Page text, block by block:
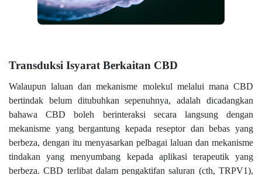
Transduksi Isyarat Berkaitan CBD
Walaupun laluan dan mekanisme molekul melalui mana CBD
bertindak belum ditubuhkan sepenuhnya, adalah dicadangkan
bahawa CBD boleh berinteraksi secara langsung dengan
mekanisme yang bergantung kepada reseptor dan bebas yang
berbeza, dengan itu menyasarkan pelbagai laluan dan mekanisme
tindakan yang menyumbang kepada aplikasi terapeutik yang
berbeza. CBD terlibat dalam pengaktifan saluran (cth, TRPV1),